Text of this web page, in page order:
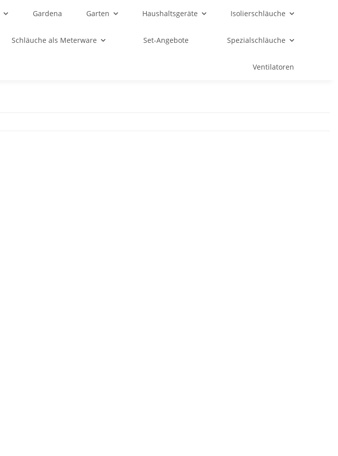
Gardena Garten Haushaltsgeräte Isolierschläuche
Schläuche als Meterware Set-Angebote Spezialschläuche
Ventilatoren